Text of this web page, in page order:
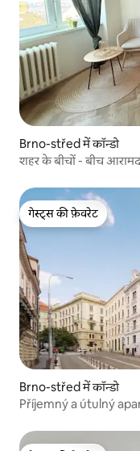
Brno-střed में कॉन्डो
शहर के बीचों - बीच
गेस्ट्स की फ़ेवरेट
गेस्ट्स की फ़ेवरेट
Brno-střed में कॉन्डो
Příjemný a útulný